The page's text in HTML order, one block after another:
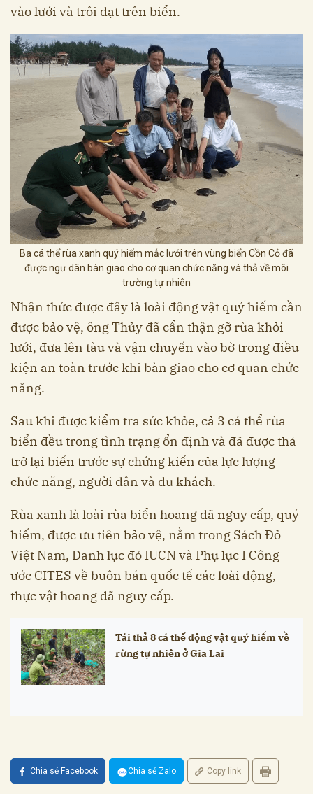
vào lưới và trôi dạt trên biển.
Ba cá thể rùa xanh quý hiếm mắc lưới trên vùng biển Cồn Cỏ đã
được ngư dân bàn giao cho cơ quan chức năng và thả về môi
trường tự nhiên
Nhận thức được đây là loài động vật quý hiếm cần
được bảo vệ, ông Thủy đã cẩn thận gỡ rùa khỏi
lưới, đưa lên tàu và vận chuyển vào bờ trong điều
kiện an toàn trước khi bàn giao cho cơ quan chức
năng.
Sau khi được kiểm tra sức khỏe, cả 3 cá thể rùa
biển đều trong tình trạng ổn định và đã được thả
trở lại biển trước sự chứng kiến của lực lượng
chức năng, người dân và du khách.
Rùa xanh là loài rùa biển hoang dã nguy cấp, quý
hiếm, được ưu tiên bảo vệ, nằm trong Sách Đỏ
Việt Nam, Danh lục đỏ IUCN và Phụ lục I Công
ước CITES về buôn bán quốc tế các loài động,
thực vật hoang dã nguy cấp.
Tái thả 8 cá thể động vật quý hiếm về
rừng tự nhiên ở Gia Lai
Chia sẻ Facebook Chia sẻ Zalo Copy link